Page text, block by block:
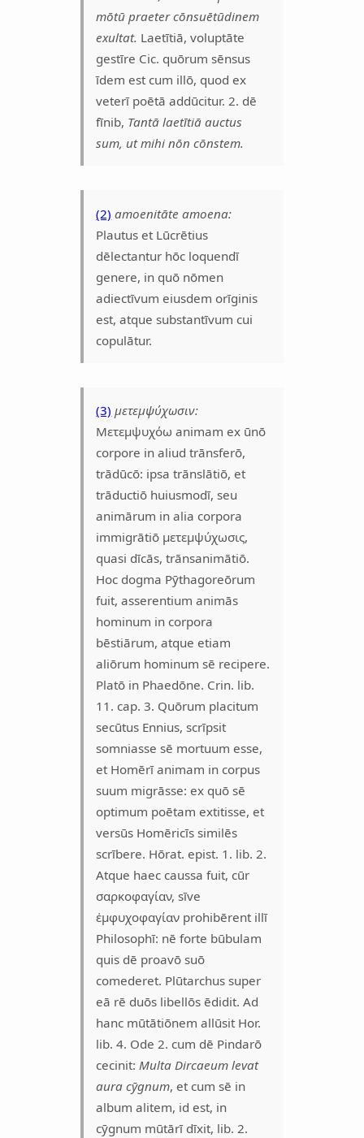
mōtū praeter cōnsuētūdinem
exultat. Laetītiā, voluptāte
gestīre Cic. quōrum sēnsus
īdem est cum illō, quod ex
veterī poētā addūcitur. 2. dē
fīnib, Tantā laetītiā auctus
sum, ut mihi nōn cōnstem.
(2) amoenitāte amoena:
Plautus et Lūcrētius
dēlectantur hōc loquendī
genere, in quō nōmen
adiectīvum eiusdem orīginis
est, atque substantīvum cui
copulātur.
(3) μετεμψύχωσιν:
Μετεμψυχόω animam ex ūnō
corpore in aliud trānsferō,
trādūcō: ipsa trānslātiō, et
trāductiō huiusmodī, seu
animārum in alia corpora
immigrātiō μετεμψύχωσις,
quasi dīcās, trānsanimātiō.
Hoc dogma Pӯthagoreōrum
fuit, asserentium animās
hominum in corpora
bēstiārum, atque etiam
aliōrum hominum sē recipere.
Platō in Phaedōne. Crin. lib.
11. cap. 3. Quōrum placitum
secūtus Ennius, scrīpsit
somniasse sē mortuum esse,
et Homērī animam in corpus
suum migrāsse: ex quō sē
optimum poētam extitisse, et
versūs Homēricīs similēs
scrībere. Hōrat. epist. 1. lib. 2.
Atque haec caussa fuit, cūr
σαρκοφαγίαν, sīve
ἐμφυχοφαγίαν prohibērent illī
Philosophī: nē forte būbulam
quis dē proavō suō
comederet. Plūtarchus super
eā rē duōs libellōs ēdidit. Ad
hanc mūtātiōnem allūsit Hor.
lib. 4. Ode 2. cum dē Pindarō
cecinit:Multa Dircaeum levat
aura cӯgnum, et cum sē in
album alitem, id est, in
cӯgnum mūtārī dīxit, lib. 2.